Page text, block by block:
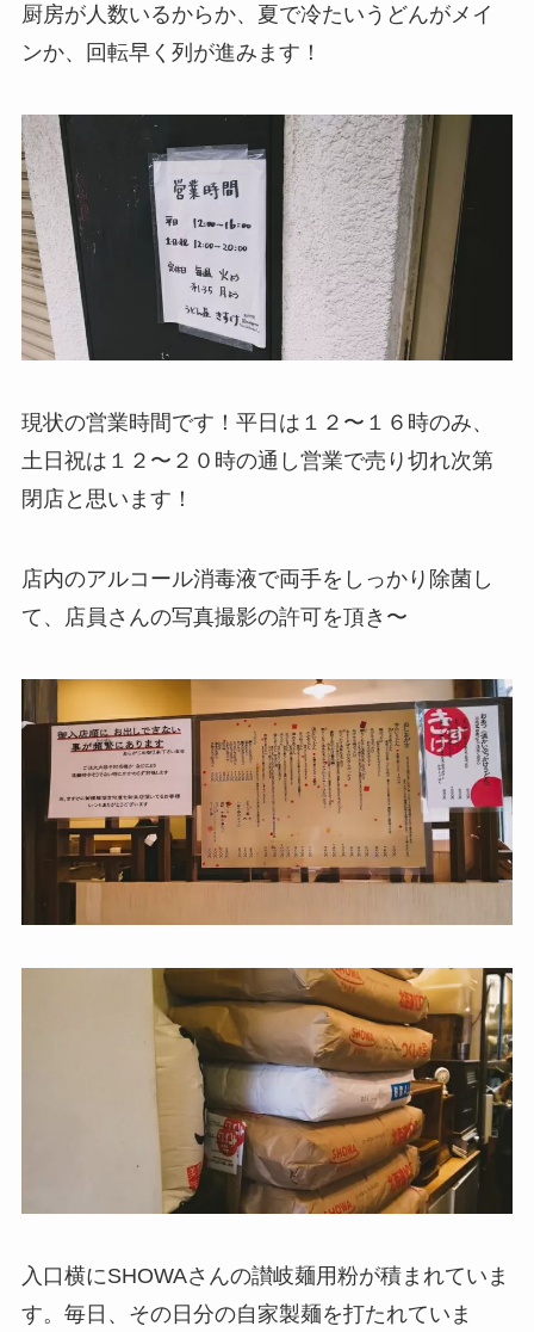
厨房が人数いるからか、夏で冷たいうどんがメイ
ンか、回転早く列が進みます！
現状の営業時間です！平日は１２〜１６時のみ、
土日祝は１２〜２０時の通し営業で売り切れ次第
閉店と思います！
店内のアルコール消毒液で両手をしっかり除菌し
て、店員さんの写真撮影の許可を頂き〜
入口横にSHOWAさんの讃岐麺用粉が積まれていま
す。毎日、その日分の自家製麺を打たれていま